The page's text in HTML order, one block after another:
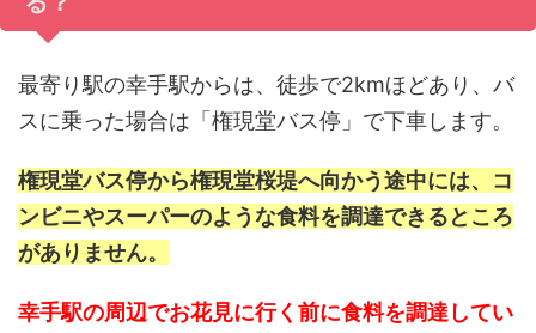
最寄り駅の幸手駅からは、徒歩で2kmほどあり、バ
スに乗った場合は「権現堂バス停」で下車します。
権現堂バス停から権現堂桜堤へ向かう途中には、コ
ンビニやスーパーのような食料を調達できるところ
がありません。
幸手駅の周辺でお花見に行く前に食料を調達してい